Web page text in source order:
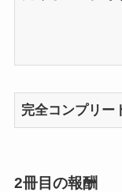
完全コンプリー
2冊目の報酬